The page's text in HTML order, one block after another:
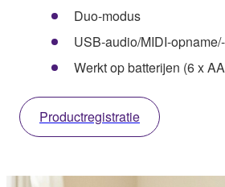
Duo-modus
USB-audio/MIDI-
Werkt op batterijen (6 x
Productregistratie